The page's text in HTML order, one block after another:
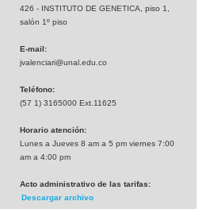
426 - INSTITUTO DE GENETICA, piso 1,
salón 1º piso
E-mail:
jvalenciari@unal.edu.co
Teléfono:
(57 1) 3165000 Ext.11625
Horario atención:
Lunes a Jueves 8 am a 5 pm viernes 7:00
am a 4:00 pm
Acto administrativo de las tarifas:
Descargar archivo